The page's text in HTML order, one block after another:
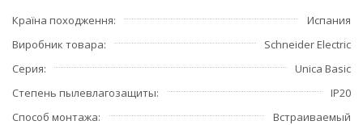
Країна походження
Испания
Виробник товара
Schneider Electric
Серия
Unica Basic
Степень пылевлагозащиты
IP20
Способ монтажа
Встраиваемый